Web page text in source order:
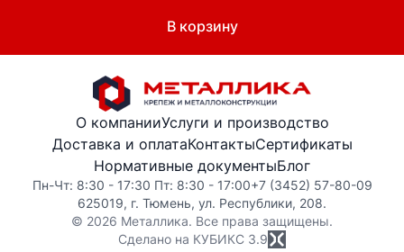
В корзину
О компанииУслуги и производство
Доставка и оплатаКонтактыСертификаты
Нормативные документыБлог
Пн-Чт: 8:30 - 17:30 Пт: 8:30 - 17:00+7 (3452) 57-80-09
625019, г. Тюмень, ул. Республики, 208.
© 2026 Металлика. Все права защищены.
Сделано на КУБИКС 3.9